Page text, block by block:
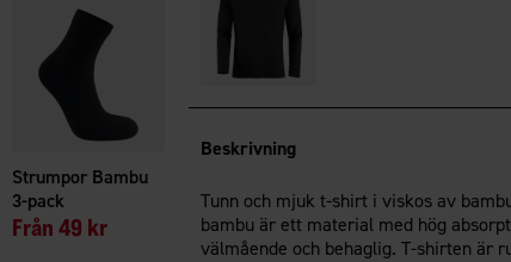
Strumpor Bambu
3-pack
Från49 kr
Beskrivning
Tunn och mjuk t-shirt i viskos av
bambu är ett material med hög
välmående och behaglig. T-shirten är